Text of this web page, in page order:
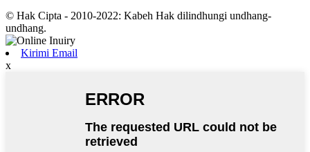
© Hak Cipta - 2010-2022: Kabeh Hak dilindhungi undhang-
undhang.
Kirimi Email
x